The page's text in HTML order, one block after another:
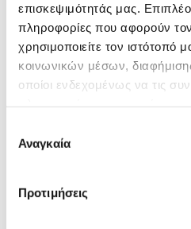
επισκεψιμότητάς μας.
πληροφορίες που αφορούν
χρησιμοποιείτε τον ιστότοπό
κοινωνικών μέσων,
οποίοι ενδεχομένως να τις
των υπηρεσιών τους.
συγκατάθεσης
Αναγκαία
Προτιμήσεις
Σώμα:
Μέγεθος:
Είδος Προϊόντος: Καφές σε
Γευστικές Νότες: